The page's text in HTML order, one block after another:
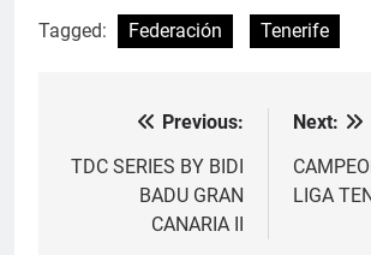
Tagged: Federación Tenerife
Navegación
de
entradas
Previous:
TDC SERIES BY BIDI
BADU GRAN
CANARIA II
Next:
LIGA